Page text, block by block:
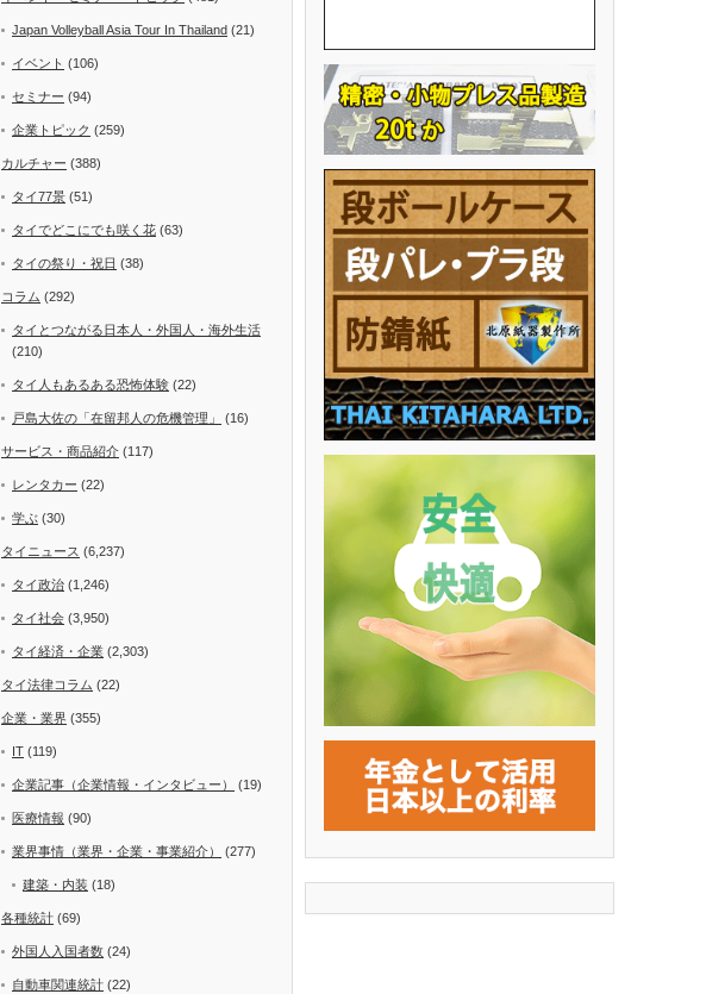
Japan Volleyball Asia Tour In Thailand (21)
イベント (106)
セミナー (94)
企業トピック (259)
カルチャー (388)
タイ77景 (51)
タイでどこにでも咲く花 (63)
タイの祭り・祝日 (38)
コラム (292)
タイとつながる日本人・外国人・海外生活
(210)
タイ人もあるある恐怖体験 (22)
戸島大佐の「在留邦人の危機管理」 (16)
サービス・商品紹介 (117)
レンタカー (22)
学ぶ (30)
タイニュース (6,237)
タイ政治 (1,246)
タイ社会 (3,950)
タイ経済・企業 (2,303)
タイ法律コラム (22)
企業・業界 (355)
IT (119)
企業記事（企業情報・インタビュー） (19)
医療情報 (90)
業界事情（業界・企業・事業紹介） (277)
建築・内装 (18)
各種統計 (69)
外国人入国者数 (24)
自動車関連統計 (22)